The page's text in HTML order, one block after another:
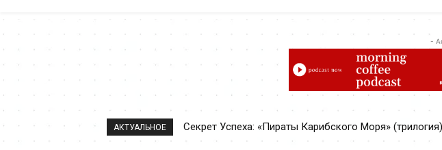
-
АКТУАЛЬНОЕ The Secret to Success: Pirates of the Caribbean (trilogy)